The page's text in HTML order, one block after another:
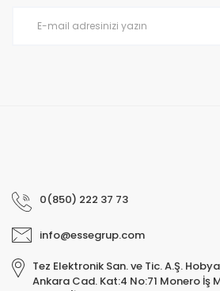
0(850) 222 37 73
info@essegrup.com
Tez Elektronik San. ve Tic. A.Ş.
Ankara Cad. Kat:4 No:71 Monero İş